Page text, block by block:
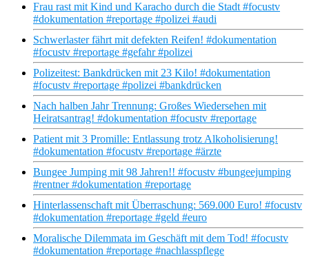
Frau rast mit Kind und Karacho durch die Stadt #focustv
#dokumentation #reportage #polizei #audi
Schwerlaster fährt mit defekten Reifen! #dokumentation
#focustv #reportage #gefahr #polizei
Polizeitest: Bankdrücken mit 23 Kilo! #dokumentation
#focustv #reportage #polizei #bankdrücken
Nach halben Jahr Trennung: Großes Wiedersehen mit
Heiratsantrag! #dokumentation #focustv #reportage
Patient mit 3 Promille: Entlassung trotz Alkoholisierung!
#dokumentation #focustv #reportage #ärzte
Bungee Jumping mit 98 Jahren!! #focustv #bungeejumping
#rentner #dokumentation #reportage
Hinterlassenschaft mit Überraschung: 569.000 Euro! #focustv
#dokumentation #reportage #geld #euro
Moralische Dilemmata im Geschäft mit dem Tod! #focustv
#dokumentation #reportage #nachlasspflege